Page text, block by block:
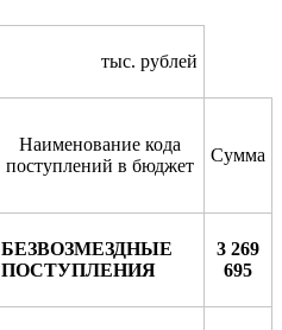
тыс. рублей
Наименование кода
поступлений в бюджет
Сумма
БЕЗВОЗМЕЗДНЫЕ
ПОСТУПЛЕНИЯ
3 269
695